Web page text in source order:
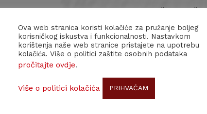
radionica u kojoj tiskamo pojedinačne grafičke
autora na trijenalima grafike. Prigodno organiziramo
Povremeno izdajemo u ograničenim nakladama,
iz fundusa Kabineta grafike.
Ova web stranica koristi kolačiće za pružanje boljeg
korisničkog iskustva i funkcionalnosti. Nastavkom
korištenja naše web stranice pristajete na upotrebu
kolačića. Više o politici zaštite osobnih podataka
pročitajte ovdje.
Više o politici kolačića PRIHVAĆAM